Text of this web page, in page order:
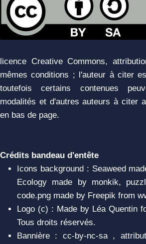
licence Creative Commons,
mêmes conditions ; l'auteur à citer
toutefois certains contenues
modalités et d'autres auteurs à citer
en bas de page.
Crédits bandeau d'entête
Icons background : Seaweed
Ecology made by monkik,
code.png made by Freepik from
Logo (c) : Made by Léa Quentin
Tous droits réservés.
Bannière : cc-by-nc-sa ,